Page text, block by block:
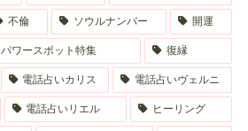
不倫 ソウルナンバー 開運
パワースポット特集 復縁
電話占いカリス 電話占いヴェルニ
電話占いリエル ヒーリング